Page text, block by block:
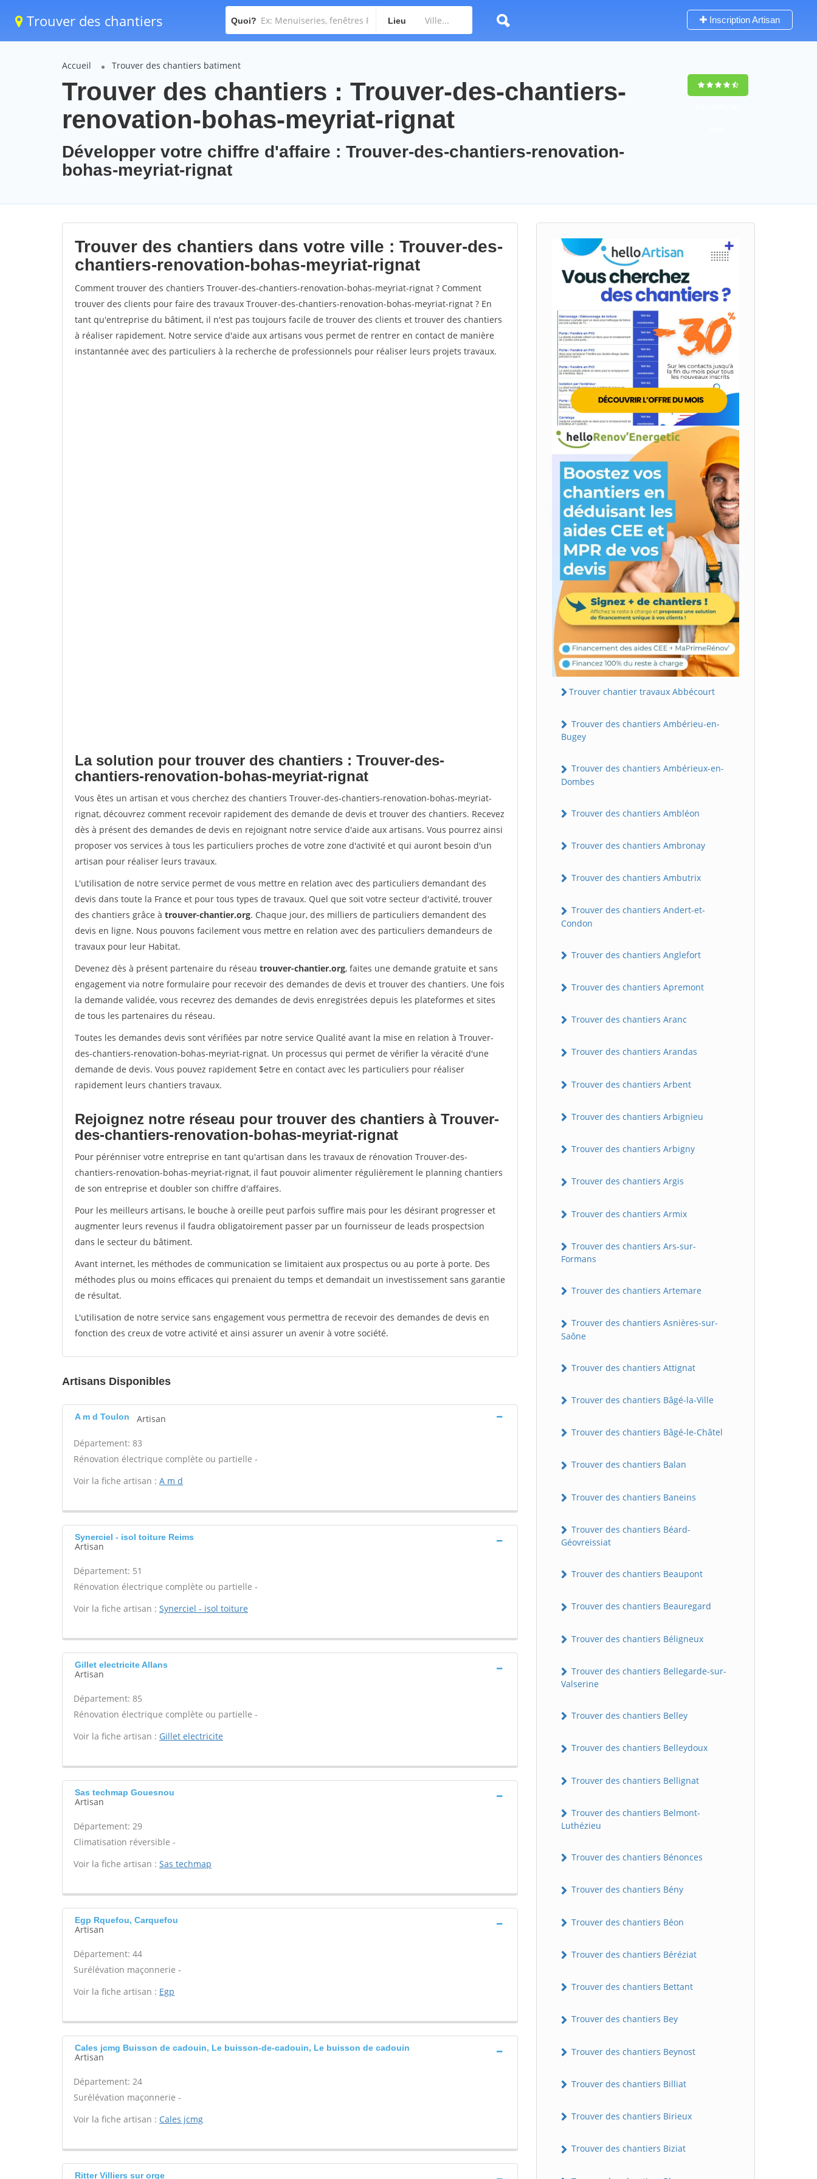
Trouver des chantiers Quoi? Lieu Inscription Artisan
Accueil Trouver des chantiers batiment
Trouver des chantiers : Trouver-des-chantiers-
renovation-bohas-meyriat-rignat
Développer votre chiffre d'affaire : Trouver-des-chantiers-renovation-
bohas-meyriat-rignat
Trouver des chantiers dans votre ville : Trouver-des-
chantiers-renovation-bohas-meyriat-rignat
Comment trouver des chantiers Trouver-des-chantiers-renovation-bohas-meyriat-rignat ? Comment
trouver des clients pour faire des travaux Trouver-des-chantiers-renovation-bohas-meyriat-rignat ? En
tant qu'entreprise du bâtiment, il n'est pas toujours facile de trouver des clients et trouver des chantiers
à réaliser rapidement. Notre service d'aide aux artisans vous permet de rentrer en contact de manière
instantannée avec des particuliers à la recherche de professionnels pour réaliser leurs projets travaux.
La solution pour trouver des chantiers : Trouver-des-
chantiers-renovation-bohas-meyriat-rignat
Vous êtes un artisan et vous cherchez des chantiers Trouver-des-chantiers-renovation-bohas-meyriat-
rignat, découvrez comment recevoir rapidement des demande de devis et trouver des chantiers. Recevez
dès à présent des demandes de devis en rejoignant notre service d'aide aux artisans. Vous pourrez ainsi
proposer vos services à tous les particuliers proches de votre zone d'activité et qui auront besoin d'un
artisan pour réaliser leurs travaux.
L'utilisation de notre service permet de vous mettre en relation avec des particuliers demandant des
devis dans toute la France et pour tous types de travaux. Quel que soit votre secteur d'activité, trouver
des chantiers grâce à trouver-chantier.org. Chaque jour, des milliers de particuliers demandent des
devis en ligne. Nous pouvons facilement vous mettre en relation avec des particuliers demandeurs de
travaux pour leur Habitat.
Devenez dès à présent partenaire du réseau trouver-chantier.org, faites une demande gratuite et sans
engagement via notre formulaire pour recevoir des demandes de devis et trouver des chantiers. Une fois
la demande validée, vous recevrez des demandes de devis enregistrées depuis les plateformes et sites
de tous les partenaires du réseau.
Toutes les demandes devis sont vérifiées par notre service Qualité avant la mise en relation à Trouver-
des-chantiers-renovation-bohas-meyriat-rignat. Un processus qui permet de vérifier la véracité d'une
demande de devis. Vous pouvez rapidement $etre en contact avec les particuliers pour réaliser
rapidement leurs chantiers travaux.
Rejoignez notre réseau pour trouver des chantiers à Trouver-
des-chantiers-renovation-bohas-meyriat-rignat
Pour pérénniser votre entreprise en tant qu'artisan dans les travaux de rénovation Trouver-des-
chantiers-renovation-bohas-meyriat-rignat, il faut pouvoir alimenter régulièrement le planning chantiers
de son entreprise et doubler son chiffre d'affaires.
Pour les meilleurs artisans, le bouche à oreille peut parfois suffire mais pour les désirant progresser et
augmenter leurs revenus il faudra obligatoirement passer par un fournisseur de leads prospectsion
dans le secteur du bâtiment.
Avant internet, les méthodes de communication se limitaient aux prospectus ou au porte à porte. Des
méthodes plus ou moins efficaces qui prenaient du temps et demandait un investissement sans garantie
de résultat.
L'utilisation de notre service sans engagement vous permettra de recevoir des demandes de devis en
fonction des creux de votre activité et ainsi assurer un avenir à votre société.
Artisans Disponibles
A m d Toulon Artisan
Département: 83
Rénovation électrique complète ou partielle -
Voir la fiche artisan : A m d
Synerciel - isol toiture Reims
Artisan
Département: 51
Rénovation électrique complète ou partielle -
Voir la fiche artisan : Synerciel - isol toiture
Gillet electricite Allans
Artisan
Département: 85
Rénovation électrique complète ou partielle -
Voir la fiche artisan : Gillet electricite
Sas techmap Gouesnou
Artisan
Département: 29
Climatisation réversible -
Voir la fiche artisan : Sas techmap
Egp Rquefou, Carquefou
Artisan
Département: 44
Surélévation maçonnerie -
Voir la fiche artisan : Egp
Cales jcmg Buisson de cadouin, Le buisson-de-cadouin, Le buisson de cadouin
Artisan
Département: 24
Surélévation maçonnerie -
Voir la fiche artisan : Cales jcmg
Ritter Villiers sur orge
Trouver chantier travaux Abbécourt
Trouver des chantiers Ambérieu-en-
Bugey
Trouver des chantiers Ambérieux-en-
Dombes
Trouver des chantiers Ambléon
Trouver des chantiers Ambronay
Trouver des chantiers Ambutrix
Trouver des chantiers Andert-et-
Condon
Trouver des chantiers Anglefort
Trouver des chantiers Apremont
Trouver des chantiers Aranc
Trouver des chantiers Arandas
Trouver des chantiers Arbent
Trouver des chantiers Arbignieu
Trouver des chantiers Arbigny
Trouver des chantiers Argis
Trouver des chantiers Armix
Trouver des chantiers Ars-sur-
Formans
Trouver des chantiers Artemare
Trouver des chantiers Asnières-sur-
Saône
Trouver des chantiers Attignat
Trouver des chantiers Bâgé-la-Ville
Trouver des chantiers Bâgé-le-Châtel
Trouver des chantiers Balan
Trouver des chantiers Baneins
Trouver des chantiers Béard-
Géovreissiat
Trouver des chantiers Beaupont
Trouver des chantiers Beauregard
Trouver des chantiers Béligneux
Trouver des chantiers Bellegarde-sur-
Valserine
Trouver des chantiers Belley
Trouver des chantiers Belleydoux
Trouver des chantiers Bellignat
Trouver des chantiers Belmont-
Luthézieu
Trouver des chantiers Bénonces
Trouver des chantiers Bény
Trouver des chantiers Béon
Trouver des chantiers Béréziat
Trouver des chantiers Bettant
Trouver des chantiers Bey
Trouver des chantiers Beynost
Trouver des chantiers Billiat
Trouver des chantiers Birieux
Trouver des chantiers Biziat